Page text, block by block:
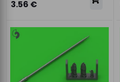
3.56 €